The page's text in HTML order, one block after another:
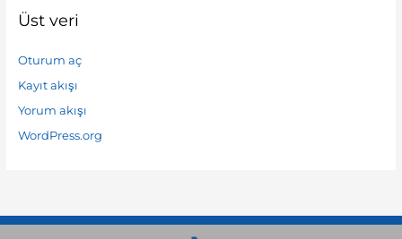
Üst veri
Oturum aç
Kayıt akışı
Yorum akışı
WordPress.org